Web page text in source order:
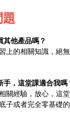
其他產品嗎？
上的相關知識，絕
手，這堂課適合我嗎
關經驗，放心，這
子或者完全零基礎